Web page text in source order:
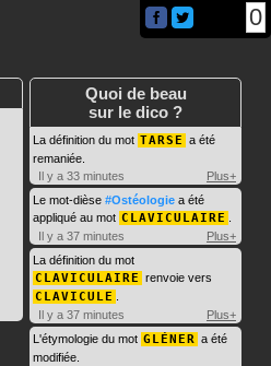
0
Quoi de beau
sur le dico ?
La définition du mot TARSE a été
remaniée.
Il y a 33 minutes
Plus+
Le mot-dièse #Ostéologie a été
appliqué au mot CLAVICULAIRE
Il y a 37 minutes
Plus+
La définition du mot
CLAVICULAIRE renvoie vers
CLAVICULE
Il y a 37 minutes
Plus+
L'étymologie du mot GLÉNER a été
modifiée.